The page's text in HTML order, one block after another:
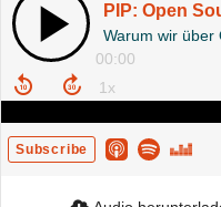
PIP: Open
00:00
Subscribe